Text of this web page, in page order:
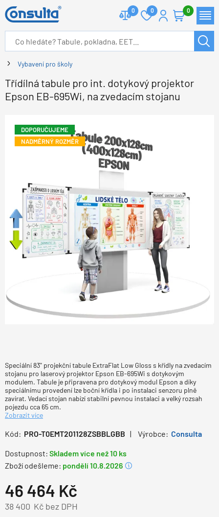
0 0 0
Vybavení pro školy
Třídílná tabule pro int. dotykový projektor
Epson EB-695Wi, na zvedacím stojanu
DOPORUČUJEME
NADMĚRNÝ ROZMĚR
Speciální 83" projekční tabule ExtraFlat Low Gloss s křídly na zvedacím
stojanu pro laserový projektor Epson EB-695Wi s dotykovým
modulem. Tabule je připravena pro dotykový modul Epson a díky
speciálnímu provedení lze boční křídla i po instalaci senzoru plně
zavírat. Vedací stojan nabízí stabilní pevnou instalaci a velký rozsah
pojezdu cca 65 cm.
Zobrazit více
Kód: PRO-T0EMT201128ZSBBLGBB Výrobce: Consulta
Dostupnost: Skladem více než 10 ks
Zboží odešleme: pondělí 10.8.2026
46 464 Kč
Kč bez DPH
38 400